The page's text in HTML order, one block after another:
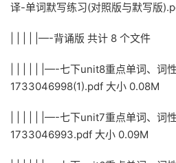
译-单词默写练习(对照版与默写版
| | | | |—-背诵版 共计 8 个文件
| | | | | |—-七下unit8重点单词、词
1733046998(1).pdf 大小 0.08M
| | | | | |—-七下unit7重点单词、词
1733046993.pdf 大小 0.09M